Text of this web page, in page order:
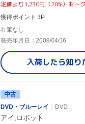
定価より1,230円（78%）おトク
獲得ポイント 3P
在庫なし
発売年月日：2008/04/16
入荷したら知り
中古
DVD・ブルーレイ
DVD
アイ,ロボット